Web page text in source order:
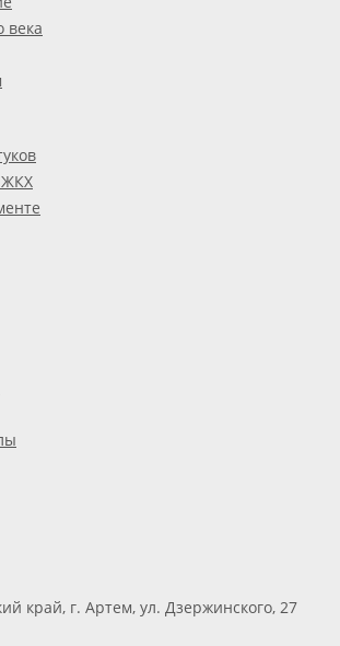
века
ЖКХ
край, г. Артем, ул. Дзержинского, 27